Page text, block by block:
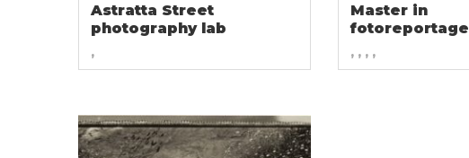
Astratta Street
photography lab
,
Master in
fotoreportage
, , , ,